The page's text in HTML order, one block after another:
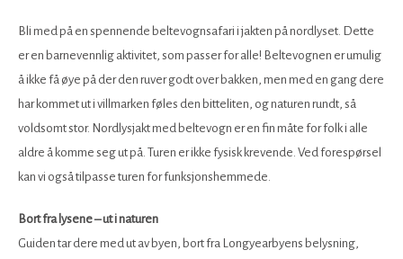
Bli med på en spennende beltevognsafari i jakten på nordlyset. Dette
er en barnevennlig aktivitet, som passer for alle! Beltevognen er umulig
å ikke få øye på der den ruver godt over bakken, men med en gang dere
har kommet ut i villmarken føles den bitteliten, og naturen rundt, så
voldsomt stor. Nordlysjakt med beltevogn er en fin måte for folk i alle
aldre å komme seg ut på. Turen er ikke fysisk krevende. Ved forespørsel
kan vi også tilpasse turen for funksjonshemmede.
Bort fra lysene – ut i naturen
Guiden tar dere med ut av byen, bort fra Longyearbyens belysning,